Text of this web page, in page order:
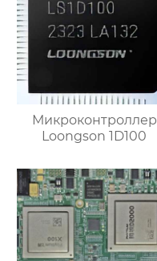
Микроконтроллер
Loongson 1D100